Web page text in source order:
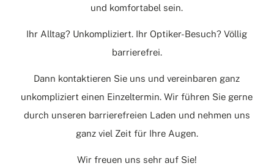
und komfortabel sein.
Ihr Alltag? Unkompliziert. Ihr Optiker-Besuch? Völlig
barrierefrei.
Dann kontaktieren Sie uns und vereinbaren ganz
unkompliziert einen Einzeltermin. Wir führen Sie gerne
durch unseren barrierefreien Laden und nehmen uns
ganz viel Zeit für Ihre Augen.
Wir freuen uns sehr auf Sie!